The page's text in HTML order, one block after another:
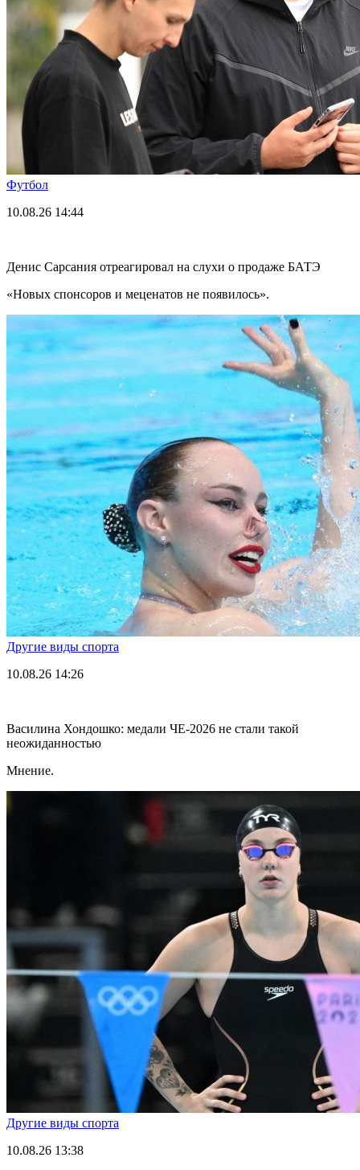
Футбол
10.08.26 14:44
Денис Сарсания отреагировал на слухи о продаже БАТЭ
«Новых спонсоров и меценатов не появилось».
Другие виды спорта
10.08.26 14:26
Василина Хондошко: медали ЧЕ-2026 не стали такой
неожиданностью
Мнение.
Другие виды спорта
10.08.26 13:38